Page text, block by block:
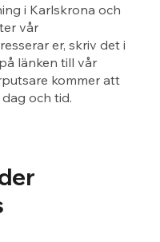
i Karlskrona och
vår
er, skriv det i
länken till vår
kommer att
och tid.